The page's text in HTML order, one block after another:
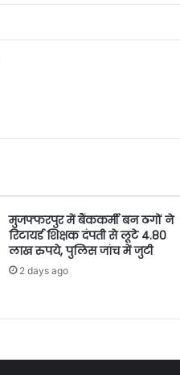
मुजफ्फरपुर में बैंककर्मी बन ठगों ने
रिटायर्ड शिक्षक दंपती से लूटे 4.80
लाख रुपये, पुलिस जांच में जुटी
2 days ago